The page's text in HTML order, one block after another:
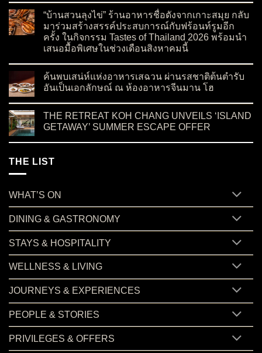
“บ้านสวนลุงไข่” ร้านอาหารชื่อดังจากเกาะสมุย กลับ
มาร่วมสร้างสรรค์ประสบการณ์กับฟร้อนท์รูมอีก
ครั้ง ในกิจกรรม Tastes of Thailand 2026 พร้อมนำ
เสนอมื้อพิเศษในช่วงเดือนสิงหาคมนี้
ค้นพบเสน่ห์แห่งอาหารเสฉวน ผ่านรสชาติต้นตำรับ
อันเป็นเอกลักษณ์ ณ ห้องอาหารจีนมาน โฮ
THE RETREAT KOH CHANG UNVEILS ‘ISLAND
GETAWAY’ SUMMER ESCAPE OFFER
THE LIST
WHAT’S ON
DINING & GASTRONOMY
STAYS & HOSPITALITY
WELLNESS & LIVING
JOURNEYS & EXPERIENCES
PEOPLE & STORIES
PRIVILEGES & OFFERS